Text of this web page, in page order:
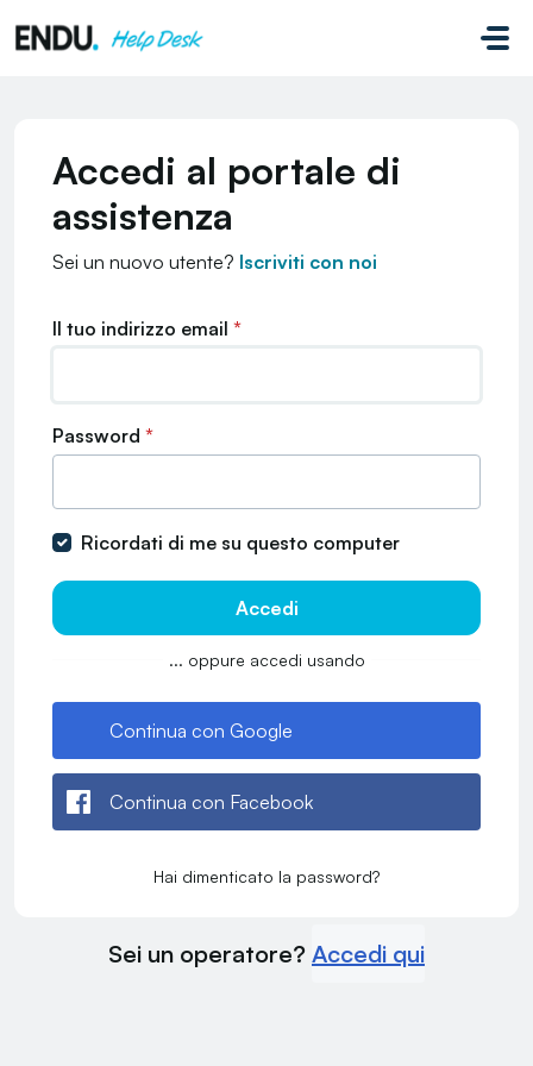
Accedi al portale di
assistenza
Sei un nuovo utente? Iscriviti con noi
Il tuo indirizzo email *
Password *
Ricordati di me su questo computer
Accedi
... oppure accedi usando
Continua con Google
Continua con Facebook
Hai dimenticato la password?
Sei un operatore? Accedi qui